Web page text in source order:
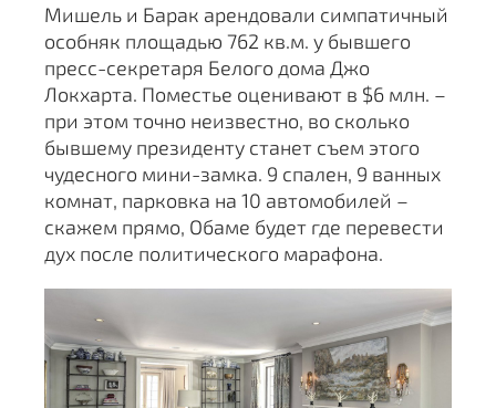
Мишель и Барак арендовали симпатичный
особняк площадью 762 кв.м. у бывшего
пресс-секретаря Белого дома Джо
Локхарта. Поместье оценивают в $6 млн. –
при этом точно неизвестно, во сколько
бывшему президенту станет съем этого
чудесного мини-замка. 9 спален, 9 ванных
комнат, парковка на 10 автомобилей –
скажем прямо, Обаме будет где перевести
дух после политического марафона.